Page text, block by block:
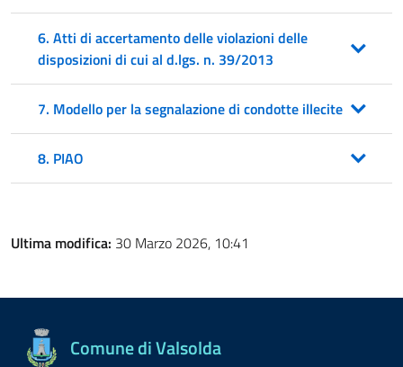
6. Atti di accertamento delle violazioni delle
disposizioni di cui al d.lgs. n. 39/2013
7. Modello per la segnalazione di condotte illecite
8. PIAO
Ultima modifica: 30 Marzo 2026, 10:41
Comune di Valsolda